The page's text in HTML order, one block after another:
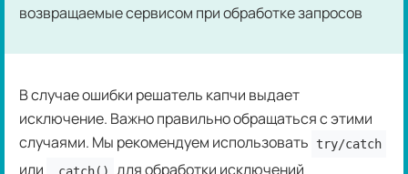
возвращаемые сервисом при обработке запросов
В случае ошибки решатель капчи выдает
исключение. Важно правильно обращаться с этими
случаями. Мы рекомендуем использовать
try/catch
или для обработки исключений